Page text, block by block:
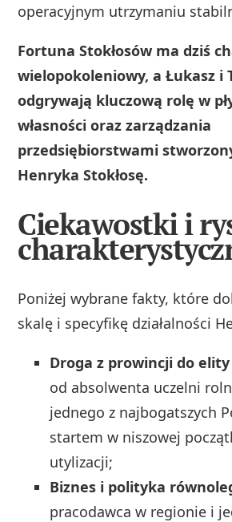
operacyjnym utrzymaniu
Fortuna Stokłosów ma dziś
wielopokoleniowy, a Łukasz i
odgrywają kluczową rolę w
własności oraz zarządzania
przedsiębiorstwami
Henryka Stokłosę.
Ciekawostki i
Poniżej wybrane fakty, które
skalę i specyfikę działalności
Droga z prowincji do
od absolwenta uczelni
jednego z najbogatszych
startem w niszowej
utylizacji;
Biznes i polityka
pracodawca w regionie i